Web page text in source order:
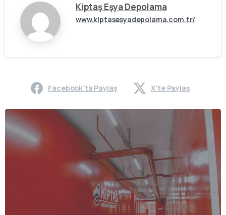
Kiptaş Eşya Depolama
www.kiptasesyadepolama.com.tr/
Facebook'ta Paylaş X'te Paylaş